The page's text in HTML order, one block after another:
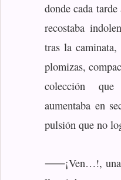
donde cada
recostaba
tras la
plomizas,
colección
aumentaba en
pulsión que no
⸺¡Ven…!, una